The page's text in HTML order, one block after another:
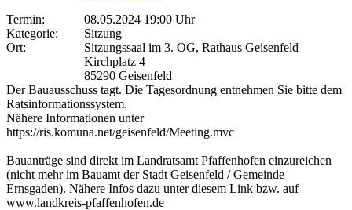
Termin:
08.05.2024 19:00 Uhr
Kategorie:
Sitzung
Ort:
Sitzungssaal im 3. OG, Rathaus Geisenfeld
Kirchplatz 4
85290 Geisenfeld
Der Bauausschuss tagt. Die Tagesordnung entnehmen Sie bitte dem
Ratsinformationssystem.
Nähere Informationen unter
https://ris.komuna.net/geisenfeld/Meeting.mvc
Bauanträge sind direkt im Landratsamt Pfaffenhofen einzureichen
(nicht mehr im Bauamt der Stadt Geisenfeld / Gemeinde
Ernsgaden). Nähere Infos dazu unter diesem Link bzw. auf
www.landkreis-pfaffenhofen.de